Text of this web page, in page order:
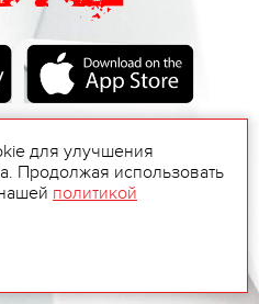
для улучшения
Продолжая использовать
политикой